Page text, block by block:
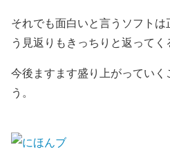
それでも面白いと言うソフト
う見返りもきっちりと返って
今後ますます盛り上がってい
う。